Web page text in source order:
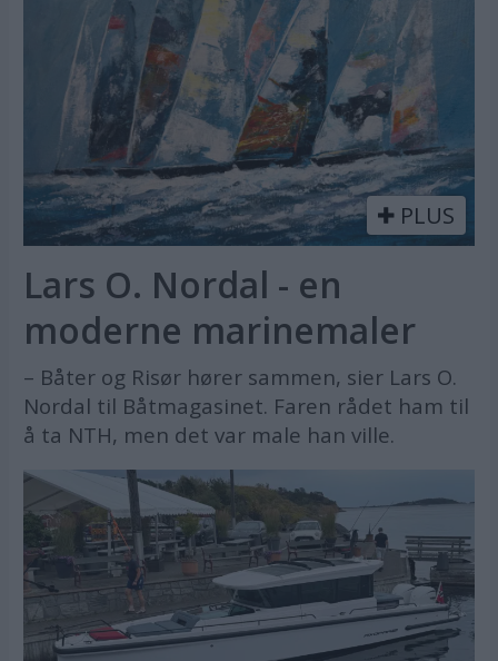
PLUS
Lars O. Nordal - en
moderne marinemaler
– Båter og Risør hører sammen, sier Lars O.
Nordal til Båtmagasinet. Faren rådet ham til
å ta NTH, men det var male han ville.